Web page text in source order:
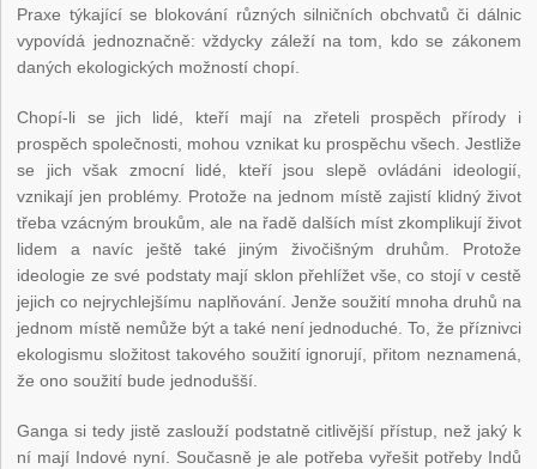
Praxe týkající se blokování různých silničních obchvatů či dálnic
vypovídá jednoznačně: vždycky záleží na tom, kdo se zákonem
daných ekologických možností chopí.
Chopí-li se jich lidé, kteří mají na zřeteli prospěch přírody i
prospěch společnosti, mohou vznikat ku prospěchu všech. Jestliže
se jich však zmocní lidé, kteří jsou slepě ovládáni ideologií,
vznikají jen problémy. Protože na jednom místě zajistí klidný život
třeba vzácným broukům, ale na řadě dalších míst zkomplikují život
lidem a navíc ještě také jiným živočišným druhům. Protože
ideologie ze své podstaty mají sklon přehlížet vše, co stojí v cestě
jejich co nejrychlejšímu naplňování. Jenže soužití mnoha druhů na
jednom místě nemůže být a také není jednoduché. To, že příznivci
ekologismu složitost takového soužití ignorují, přitom neznamená,
že ono soužití bude jednodušší.
Ganga si tedy jistě zaslouží podstatně citlivější přístup, než jaký k
ní mají Indové nyní. Současně je ale potřeba vyřešit potřeby Indů